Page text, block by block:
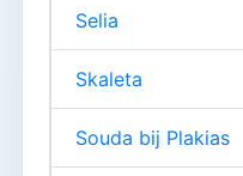
Selia
Skaleta
Souda bij Plakias